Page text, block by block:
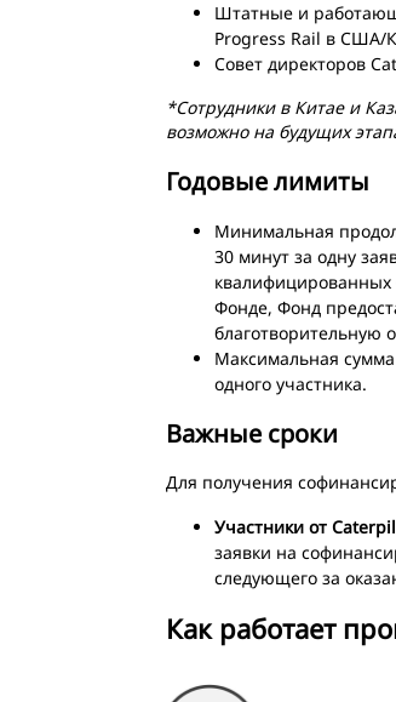
Штатные и
Progress Rail в США/
Совет директоров
*Сотрудники в Китае и
возможно на будущих
Годовые лимиты
Минимальная
30 минут за одну
квалифицированных
Фонде, Фонд
благотворительную
Максимальная
одного участника.
Важные сроки
Для получения
Участники от
заявки на
следующего за
Как работает